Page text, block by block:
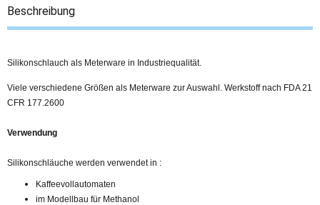
Beschreibung
Silikonschlauch als Meterware in Industriequalität.
Viele verschiedene Größen als Meterware zur Auswahl. Werkstoff nach FDA 21
CFR 177.2600
Verwendung
Silikonschläuche werden verwendet in :
Kaffeevollautomaten
im Modellbau für Methanol